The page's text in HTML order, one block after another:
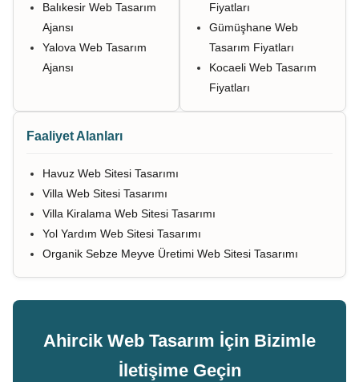
Balıkesir Web Tasarım
Ajansı
Yalova Web Tasarım
Ajansı
Fiyatları
Gümüşhane Web
Tasarım Fiyatları
Kocaeli Web Tasarım
Fiyatları
Faaliyet Alanları
Havuz Web Sitesi Tasarımı
Villa Web Sitesi Tasarımı
Villa Kiralama Web Sitesi Tasarımı
Yol Yardım Web Sitesi Tasarımı
Organik Sebze Meyve Üretimi Web Sitesi Tasarımı
Ahircik Web Tasarım İçin Bizimle
İletişime Geçin